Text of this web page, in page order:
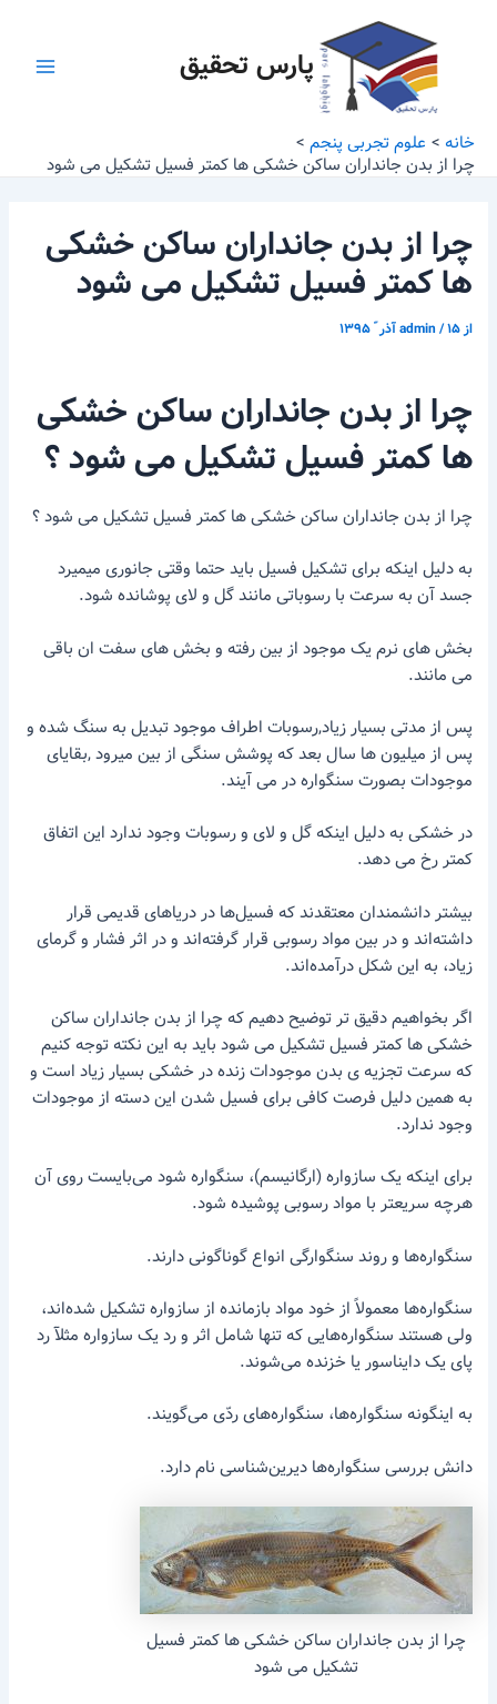
پارس تحقیق
خانه
علوم تجربی پنجم
چرا از بدن جانداران ساکن خشکی ها کمتر فسیل تشکیل می شود
چرا از بدن جانداران ساکن خشکی
ها کمتر فسیل تشکیل می شود
از admin/۱۵ آذر ّ ۱۳۹۵
چرا از بدن جانداران ساکن خشکی
ها کمتر فسیل تشکیل می شود ؟
چرا از بدن جانداران ساکن خشکی ها کمتر فسیل تشکیل می شود ؟
به دلیل اینکه برای تشکیل فسیل باید حتما وقتی جانوری میمیرد
جسد آن به سرعت با رسوباتی مانند گل و لای پوشانده شود.
بخش های نرم یک موجود از بین رفته و بخش های سفت ان باقی
می مانند.
پس از مدتی بسیار زیاد,رسوبات اطراف موجود تبدیل به سنگ شده و
پس از میلیون ها سال بعد که پوشش سنگی از بین میرود ,بقایای
موجودات بصورت سنگواره در می آیند.
در خشکی به دلیل اینکه گل و لای و رسوبات وجود ندارد این اتفاق
کمتر رخ می دهد.
بیشتر دانشمندان معتقدند که فسیل‌ها در دریاهای قدیمی قرار
داشته‌اند و در بین مواد رسوبی قرار گرفته‌اند و در اثر فشار و گرمای
زیاد، به این شکل درآمده‌اند.
اگر بخواهیم دقیق تر توضیح دهیم که چرا از بدن جانداران ساکن
خشکی ها کمتر فسیل تشکیل می شود باید به این نکته توجه کنیم
که سرعت تجزیه ی بدن موجودات زنده در خشکی بسیار زیاد است و
به همین دلیل فرصت کافی برای فسیل شدن این دسته از موجودات
وجود ندارد.
برای اینکه یک سازواره (ارگانیسم)، سنگواره شود می‌بایست روی آن
هرچه سریعتر با مواد رسوبی پوشیده شود.
سنگواره‌ها و روند سنگوارگی انواع گوناگونی دارند.
سنگواره‌ها معمولاً از خود مواد بازمانده از سازواره تشکیل شده‌اند،
ولی هستند سنگواره‌هایی که تنها شامل اثر و رد یک سازواره مثلآ رد
پای یک دایناسور یا خزنده می‌شوند.
به اینگونه سنگواره‌ها، سنگواره‌های ردّی می‌گویند.
دانش بررسی سنگواره‌ها دیرین‌شناسی نام دارد.
چرا از بدن جانداران ساکن خشکی ها کمتر فسیل
تشکیل می شود